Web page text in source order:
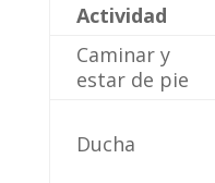
Actividad
Caminar y
estar de pie
Ducha